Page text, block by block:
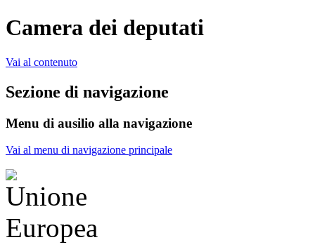
Camera dei deputati
Vai al contenuto
Sezione di navigazione
Menu di ausilio alla navigazione
Vai al menu di navigazione principale